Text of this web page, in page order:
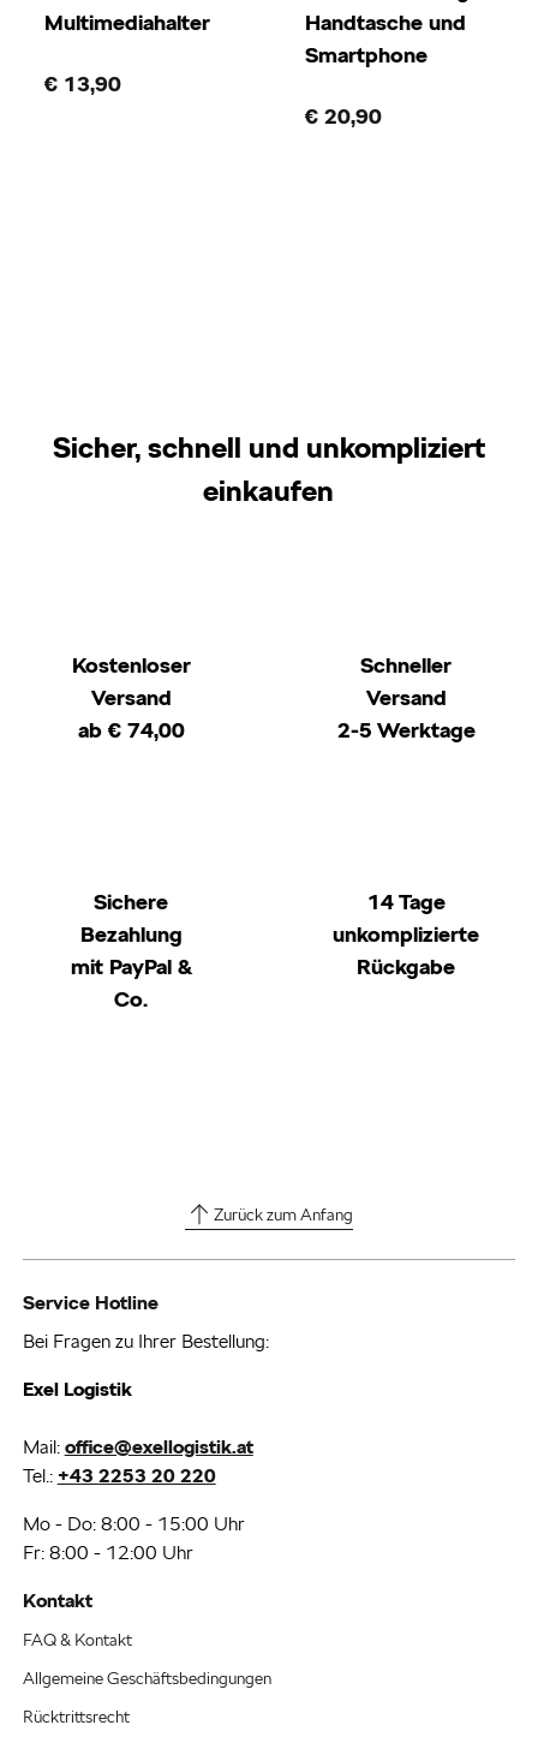
Multimediahalter
€ 13,90
Handtasche und
Smartphone
€ 20,90
Sicher, schnell und unkompliziert
einkaufen
Kostenloser
Versand
ab € 74,00
Schneller
Versand
2-5 Werktage
Sichere
Bezahlung
mit PayPal &
Co.
14 Tage
unkomplizierte
Rückgabe
Zurück zum Anfang
Service Hotline
Bei Fragen zu Ihrer Bestellung:
Exel Logistik
Mail: office@exellogistik.at
Tel.: +43 2253 20 220
Mo - Do: 8:00 - 15:00 Uhr
Fr: 8:00 - 12:00 Uhr
Kontakt
FAQ & Kontakt
Allgemeine Geschäftsbedingungen
Rücktrittsrecht